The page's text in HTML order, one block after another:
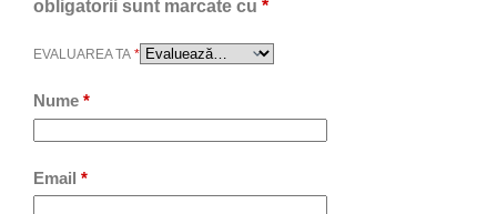
obligatorii sunt marcate cu *
EVALUAREA TA *
Nume *
Email *